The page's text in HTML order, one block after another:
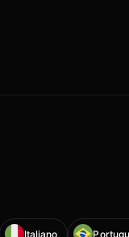
Italiano